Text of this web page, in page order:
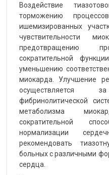
Воздействие
торможению
ишемизированных
чувствительности
предотвращению
сократительной
уменьшению
миокарда. Улучшение
осуществляется
фибринолитической
метаболизма
сократительной
нормализации
рекомендовать
больных с различными
сердца.